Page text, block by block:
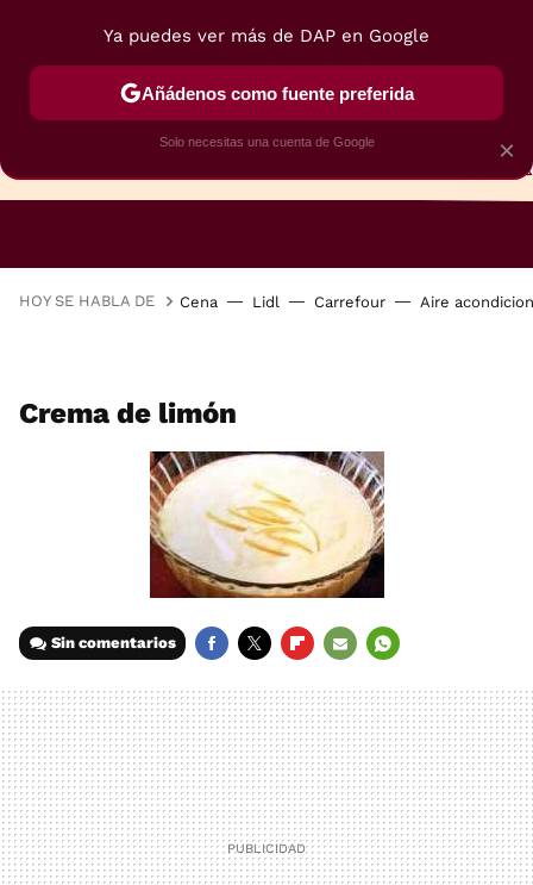
HOY SE HABLA DE Cena Lidl Carrefour Aire
Crema de limón
Sin comentarios
MAIL
×
Ya puedes ver más de DAP en Google
Añádenos como fuente preferida
Solo necesitas una cuenta de Google